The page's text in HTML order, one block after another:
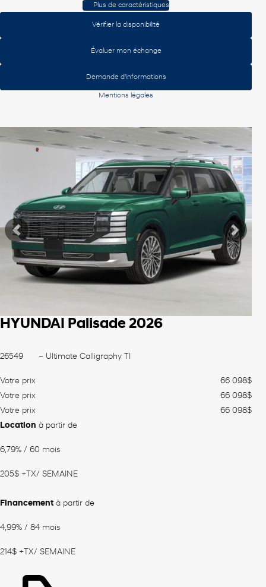
Plus de caractéristiques
Vérifier la disponibilité
Évaluer mon échange
Demande d'informations
Mentions légales
Afficher 8 images en plus
Précédent
HYUNDAI Palisade 2026
26549 – Ultimate Calligraphy TI
Votre prix 66 098$
Votre prix
66 098$
Votre prix
66 098$
Location à partir de
6,79% / 60 mois
205$ +TX/ SEMAINE
Financement à partir de
4,99% / 84 mois
214$ +TX/ SEMAINE